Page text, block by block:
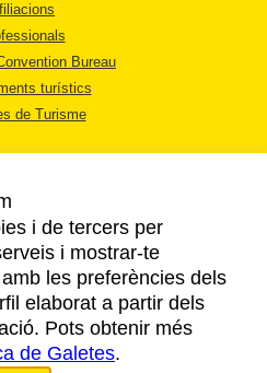
Bureau
turístics
de Turisme
LEGAL
DE PRIVACITAT
i de tercers per
i mostrar-te
les preferències dels
elaborat a partir dels
Pots obtenir més
de Galetes.